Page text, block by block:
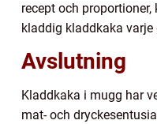
recept och
kladdig kladdkaka varje
Avslutning
Kladdkaka i mugg har
mat- och